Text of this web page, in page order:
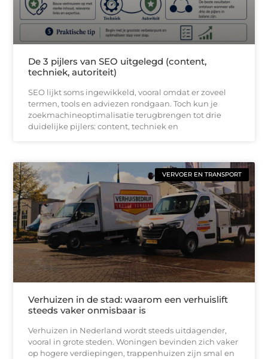
De 3 pijlers van SEO uitgelegd (content,
techniek, autoriteit)
SEO lijkt soms ingewikkeld, vooral omdat er zoveel
termen, tools en adviezen rondgaan. Toch kun je
zoekmachineoptimalisatie terugbrengen tot drie
duidelijke pijlers: content, techniek en
VERVOER EN TRANSPORT
Verhuizen in de stad: waarom een verhuislift
steeds vaker onmisbaar is
Verhuizen in Nederland wordt steeds uitdagender,
vooral in grote steden. Woningen bevinden zich vaker
op hogere verdiepingen, trappenhuizen zijn smal en